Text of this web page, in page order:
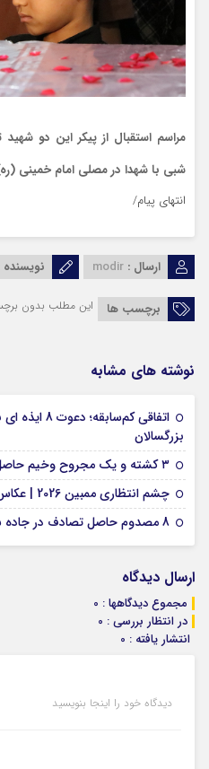
مراسم استقبال از پیکر این دو
شبی با شهدا در مصلی امام خمینی
انتهای پیام/
ارسال : modir نویسنده
برچسب ها این مطلب بدون
نوشته های مشابه
اتفاقی
بزرگسالان
۳ کشته و یک مجروح وخیم حاصل تصادف شبانه در ایذه
چشم انتظاری ممبین 2026 | عکاس: وحید اورکی
8 مصدوم حاصل تصادف در جاده سوسن
ارسال دیدگاه
مجموع دیدگاهها : 0
در انتظار بررسی : 0
انتشار یافته : 0
دیدگاه خود را اینجا بنویسید